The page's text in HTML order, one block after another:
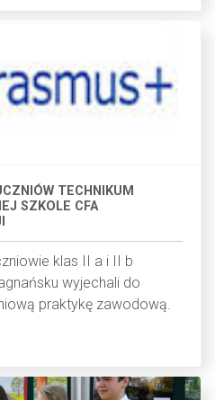
TECHNIKUM
SZKOLE CFA
klas II a i II b
wyjechali do
praktykę zawodową.